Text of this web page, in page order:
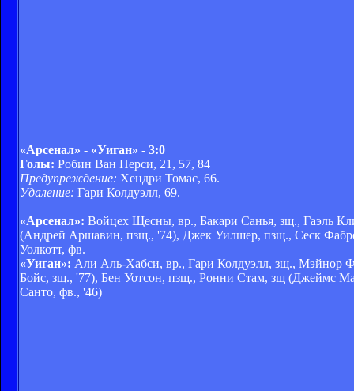
«Арсенал» - «Уиган» - 3:0
Голы: Робин Ван Перси, 21, 57, 84
Предупреждение: Хендри Томас, 66.
Удаление: Гари Колдуэлл, 69.
«Арсенал»: Войцех Щесны, вр., Бакари Санья, зщ., Гаэль
(Андрей Аршавин, пзщ., '74), Джек Уилшер, пзщ., Сеск
Уолкотт, фв.
«Уиган»: Али Аль-Хабси, вр., Гари Колдуэлл, зщ., Мэйнор
Бойс, зщ., '77), Бен Уотсон, пзщ., Ронни Стам, зщ (Джеймс
Санто, фв., '46)